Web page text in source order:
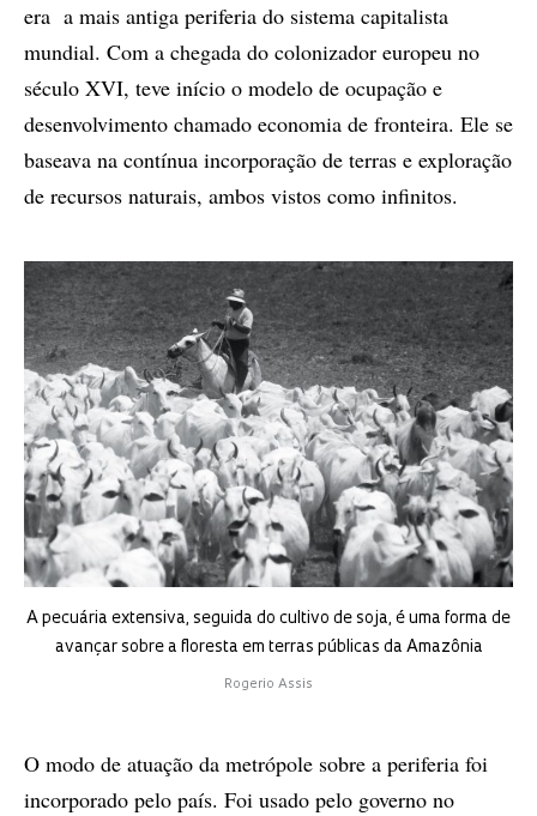
era a mais antiga periferia do sistema capitalista
mundial. Com a chegada do colonizador europeu no
século XVI, teve início o modelo de ocupação e
desenvolvimento chamado economia de fronteira. Ele se
baseava na contínua incorporação de terras e exploração
de recursos naturais, ambos vistos como infinitos.
A pecuária extensiva, seguida do cultivo de soja, é uma forma de
avançar sobre a floresta em terras públicas da Amazônia
Rogerio Assis
O modo de atuação da metrópole sobre a periferia foi
incorporado pelo país. Foi usado pelo governo no